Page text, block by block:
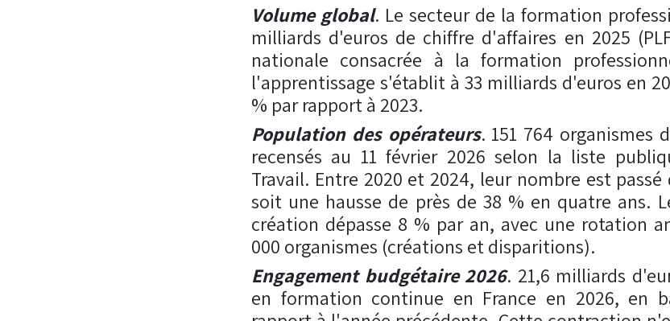
Volume global. Le secteur de la formation
milliards d'euros de chiffre d'affaires en 2025
nationale consacrée à la formation
l'apprentissage s'établit à 33 milliards d'euros en
% par rapport à 2023.
Population des opérateurs. 151 764 organismes
recensés au 11 février 2026 selon la liste
Travail. Entre 2020 et 2024, leur nombre est passé
soit une hausse de près de 38 % en quatre ans.
création dépasse 8 % par an, avec une rotation
000 organismes (créations et disparitions).
Engagement budgétaire 2026. 21,6 milliards
en formation continue en France en 2026, en